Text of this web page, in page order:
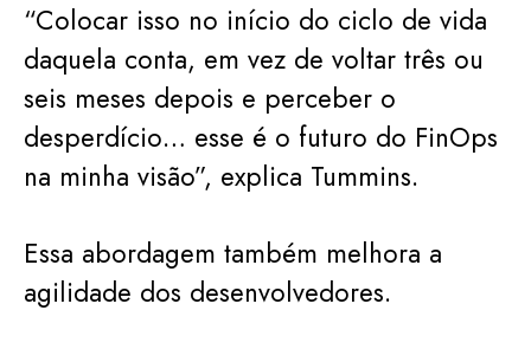
“Colocar isso no início do ciclo de vida
daquela conta, em vez de voltar três ou
seis meses depois e perceber o
desperdício… esse é o futuro do FinOps
na minha visão”, explica Tummins.
Essa abordagem também melhora a
agilidade dos desenvolvedores.